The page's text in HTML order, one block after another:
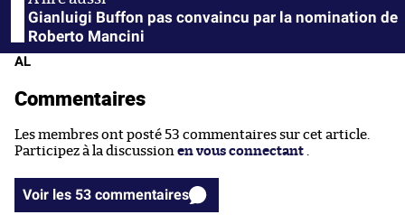
Gianluigi Buffon pas convaincu par la nomination de
Roberto Mancini
AL
Commentaires
Les membres ont posté 53 commentaires sur cet article.
Participez à la discussion en vous connectant
Voir les 53 commentaires